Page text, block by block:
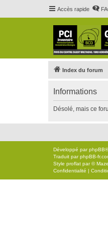
Accès rapide
Index du forum
Informations
Désolé, mais ce
Développé parphpBB
Traduit parphpBB-
Style proflat par ©
Confidentialité |